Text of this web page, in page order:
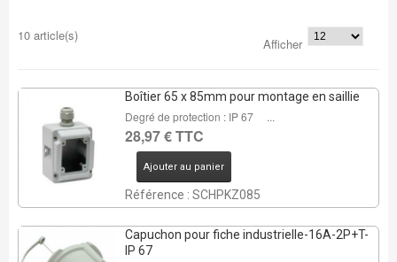
10 article(s)
Afficher
Boîtier 65 x 85mm pour montage en saillie
Degré de protection : IP 67 ...
28,97 € TTC
Ajouter au panier
Référence : SCHPKZ085
Capuchon pour fiche industrielle-16A-2P+T-
IP 67